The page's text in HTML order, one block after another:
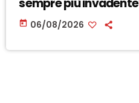
sempre più
today 06/08/2026